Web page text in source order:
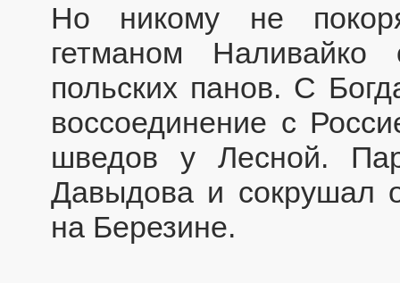
Но никому не
гетманом
польских панов. С
воссоединение с
шведов у Лесной.
Давыдова и сокрушал
на Березине.